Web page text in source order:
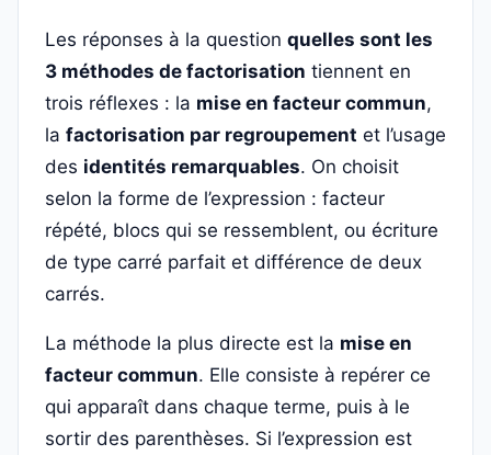
Les réponses à la question quelles sont les
3 méthodes de factorisation tiennent en
trois réflexes : la mise en facteur commun,
la factorisation par regroupement et l’usage
des identités remarquables. On choisit
selon la forme de l’expression : facteur
répété, blocs qui se ressemblent, ou écriture
de type carré parfait et différence de deux
carrés.
La méthode la plus directe est la mise en
facteur commun. Elle consiste à repérer ce
qui apparaît dans chaque terme, puis à le
sortir des parenthèses. Si l’expression est